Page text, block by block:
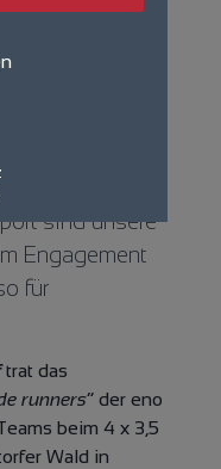
sind unsere
Engagement
für
trat das
runners“ der eno
beim 4 x 3,5
Wald in